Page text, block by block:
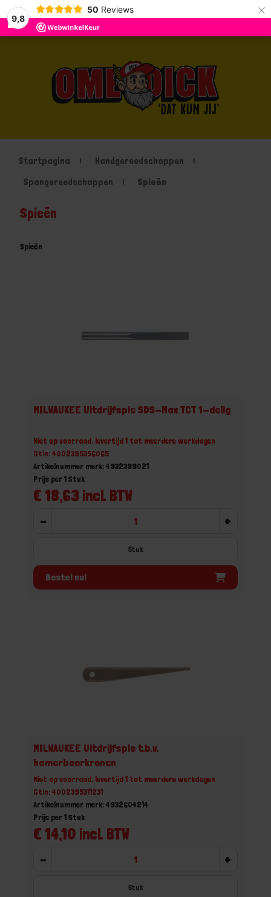
9,8
50 Reviews ×
Startpagina
Handgereedschappen
Spangereedschappen
Spieën
Spieën
Spieën
MILWAUKEE Uitdrijfspie SDS-Max TCT 1-delig
Niet op voorraad, levertijd 1 tot meerdere werkdagen
Gtin: 4002395356065
Artikelnummer merk: 4932399021
€ 18,63 incl. BTW
Prijs per 1 Stuk
- +
Stuk
Bestel nu!
MILWAUKEE Uitdrijfspie t.b.v.
hamerboorkronen
Niet op voorraad, levertijd 1 tot meerdere werkdagen
Gtin: 4002395311231
Artikelnummer merk: 4932604214
€ 14,10 incl. BTW
Prijs per 1 Stuk
- +
Stuk